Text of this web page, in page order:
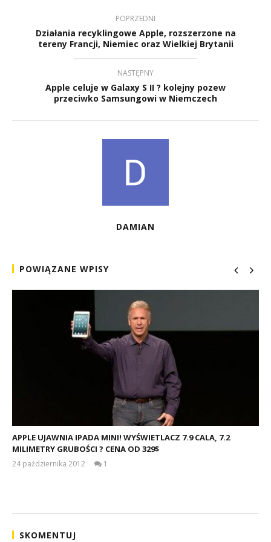
POPRZEDNI
Działania recyklingowe Apple, rozszerzone na
tereny Francji, Niemiec oraz Wielkiej Brytanii
NASTĘPNY
Apple celuje w Galaxy S II ? kolejny pozew
przeciwko Samsungowi w Niemczech
DAMIAN
POWIĄZANE WPISY
APPLE UJAWNIA IPADA MINI! WYŚWIETLACZ 7.9 CALA, 7.2
MILIMETRY GRUBOŚCI ? CENA OD 329$
24 października 2012
1
SKOMENTUJ